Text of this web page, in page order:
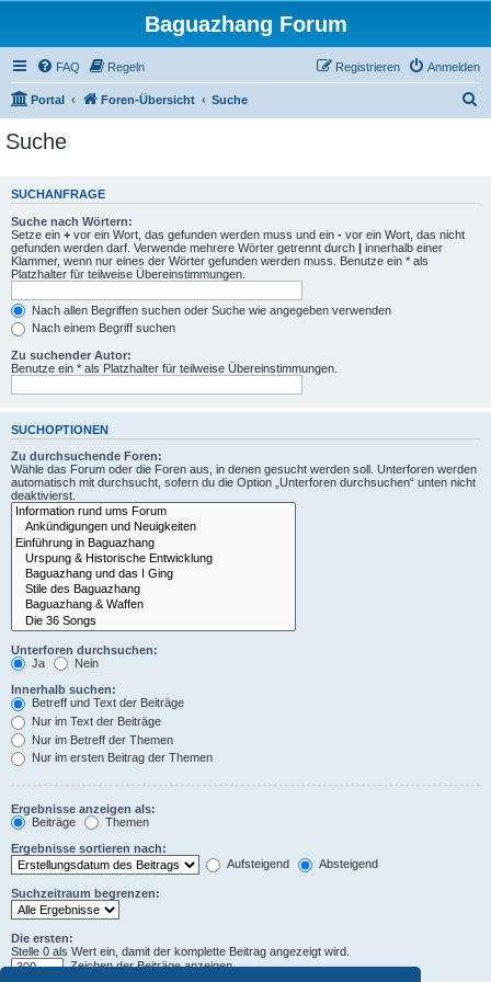
Baguazhang Forum
FAQ Regeln Anmelden
Registrieren
Portal Foren-Übersicht Suche
e
Suche
SUCHANFRAGE
Suche nach Wörtern:
Setze ein + vor ein Wort, das gefunden werden muss und ein - vor ein Wort, das nicht
gefunden werden darf. Verwende mehrere Wörter getrennt durch | innerhalb einer
Klammer, wenn nur eines der Wörter gefunden werden muss. Benutze ein * als
Platzhalter für teilweise Übereinstimmungen.
Nach allen Begriffen suchen oder Suche wie angegeben verwenden
Nach einem Begriff suchen
Zu suchender Autor:
Benutze ein * als Platzhalter für teilweise Übereinstimmungen.
SUCHOPTIONEN
Zu durchsuchende Foren:
Wähle das Forum oder die Foren aus, in denen gesucht werden soll. Unterforen werden
automatisch mit durchsucht, sofern du die Option „Unterforen durchsuchen“ unten nicht
deaktivierst.
Unterforen durchsuchen:
Ja
Nein
Innerhalb suchen:
Betreff und Text der Beiträge
Nur im Text der Beiträge
Nur im Betreff der Themen
Nur im ersten Beitrag der Themen
Ergebnisse anzeigen als:
Beiträge
Themen
Ergebnisse sortieren nach:
Aufsteigend
Absteigend
Suchzeitraum begrenzen:
Die ersten:
Stelle 0 als Wert ein, damit der komplette Beitrag angezeigt wird.
Zeichen der Beiträge anzeigen